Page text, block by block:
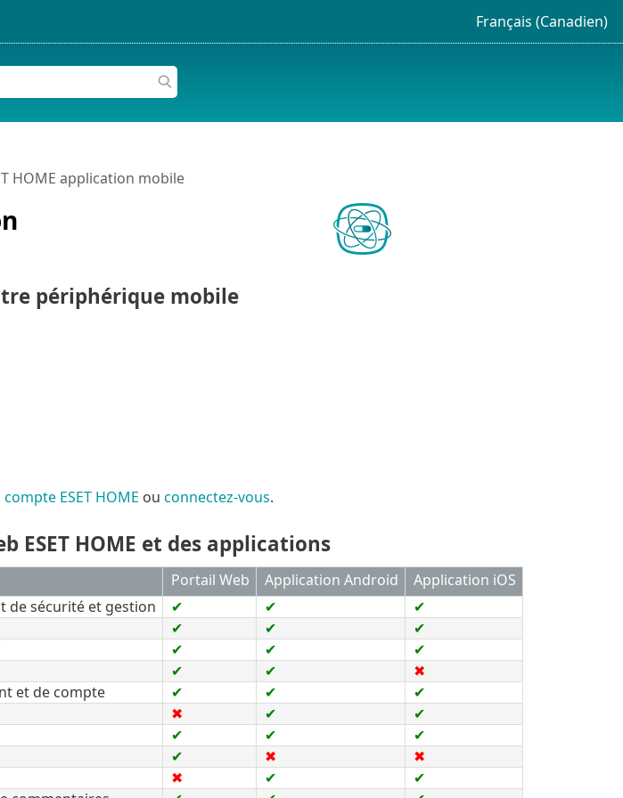
Français (Canadien)
HOME application mobile
périphérique mobile
compte ESET HOME ou connectez-vous.
ESET HOME et des applications
Portail Web Application Android
Application iOS
de sécurité et gestion
✔ ✔
✔
✔ ✔
✔
✔ ✔
✔
✔ ✔
✖
et de compte
✔ ✔
✔
✖ ✔
✔
✔ ✔
✔
✔ ✖
✖
✖ ✔
✔